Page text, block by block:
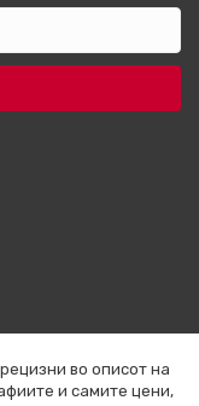
во описот на
и самите цени,